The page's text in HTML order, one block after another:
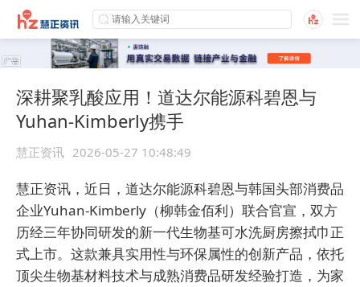
深耕聚乳酸应用！道达尔能源科碧恩与
Yuhan-Kimberly携手
慧正资讯 2026-05-27 10:48:49
慧正资讯，近日，道达尔能源科碧恩与韩国头部消费品
企业Yuhan-Kimberly（柳韩金佰利）联合官宣，双方
历经三年协同研发的新一代生物基可水洗厨房擦拭巾正
式上市。这款兼具实用性与环保属性的创新产品，依托
顶尖生物基材料技术与成熟消费品研发经验打造，为家